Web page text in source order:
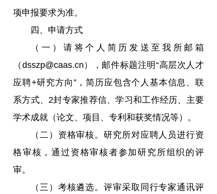
项申报要求为准。
四、申请方式
（一）请将个人简历发送至我所邮箱
（dsszp@caas.cn），邮件标题注明“高层次人才
应聘+研究方向”，简历应包含个人基本信息、联
系方式、2封专家推荐信、学习和工作经历、主要
学术成就（论文、项目、专利和获奖情况等）。
（二）资格审核。研究所对应聘人员进行资
格审核，通过资格审核者参加研究所组织的评
审。
（三）考核遴选。评审采取同行专家通讯评